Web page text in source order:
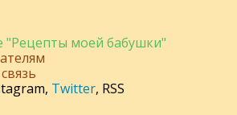
"Рецепты моей бабушки"
, Twitter, RSS